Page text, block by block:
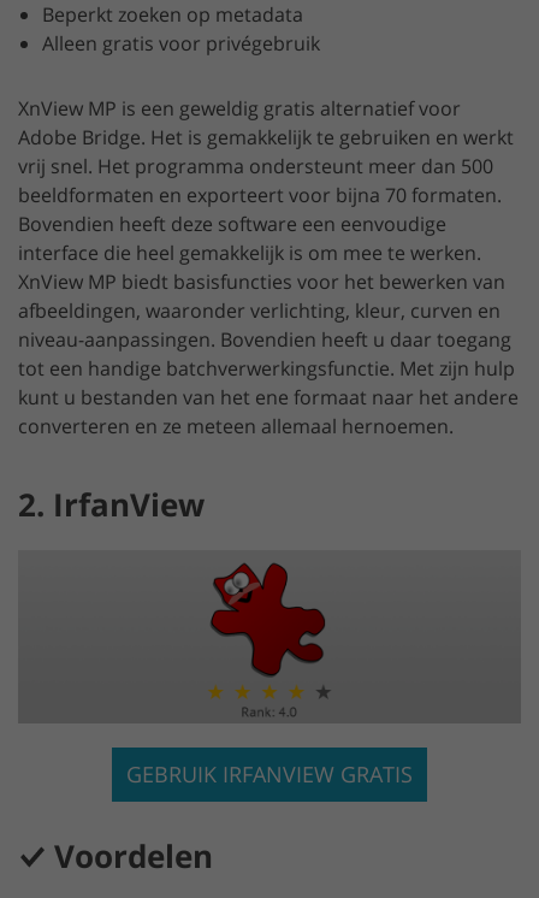
Beperkt zoeken op metadata
Alleen gratis voor privégebruik
XnView MP is een geweldig gratis alternatief voor
Adobe Bridge. Het is gemakkelijk te gebruiken en werkt
vrij snel. Het programma ondersteunt meer dan 500
beeldformaten en exporteert voor bijna 70 formaten.
Bovendien heeft deze software een eenvoudige
interface die heel gemakkelijk is om mee te werken.
XnView MP biedt basisfuncties voor het bewerken van
afbeeldingen, waaronder verlichting, kleur, curven en
niveau-aanpassingen. Bovendien heeft u daar toegang
tot een handige batchverwerkingsfunctie. Met zijn hulp
kunt u bestanden van het ene formaat naar het andere
converteren en ze meteen allemaal hernoemen.
2. IrfanView
GEBRUIK IRFANVIEW GRATIS
Voordelen